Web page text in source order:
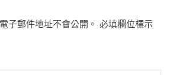
子郵件地址不會公開。 必填欄位標示